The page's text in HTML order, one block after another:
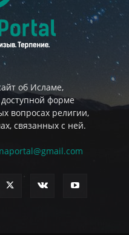
об Исламе,
форме
вопросах религии,
связанных с ней.